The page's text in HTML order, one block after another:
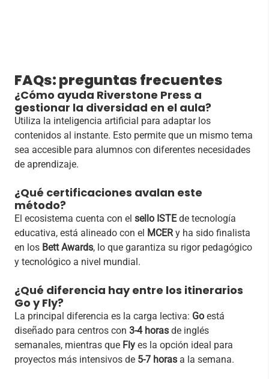
FAQs: preguntas frecuentes
¿Cómo ayuda Riverstone Press a
gestionar la diversidad en el aula?
Utiliza la inteligencia artificial para adaptar los
contenidos al instante. Esto permite que un mismo tema
sea accesible para alumnos con diferentes necesidades
de aprendizaje.
¿Qué certificaciones avalan este
método?
El ecosistema cuenta con el sello ISTEde tecnología
educativa, está alineado con el MCERy ha sido finalista
en los Bett Awards, lo que garantiza su rigor pedagógico
y tecnológico a nivel mundial.
¿Qué diferencia hay entre los itinerarios
Go y Fly?
La principal diferencia es la carga lectiva: Go está
diseñado para centros con 3-4 horas de inglés
semanales, mientras que Fly es la opción ideal para
proyectos más intensivos de 5-7 horas a la semana.